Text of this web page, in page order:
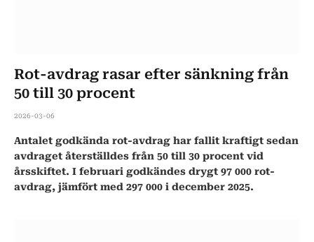
Rot-avdrag rasar efter sänkning från
50 till 30 procent
2026-03-06
Antalet godkända rot-avdrag har fallit kraftigt sedan
avdraget återställdes från 50 till 30 procent vid
årsskiftet. I februari godkändes drygt 97 000 rot-
avdrag, jämfört med 297 000 i december 2025.